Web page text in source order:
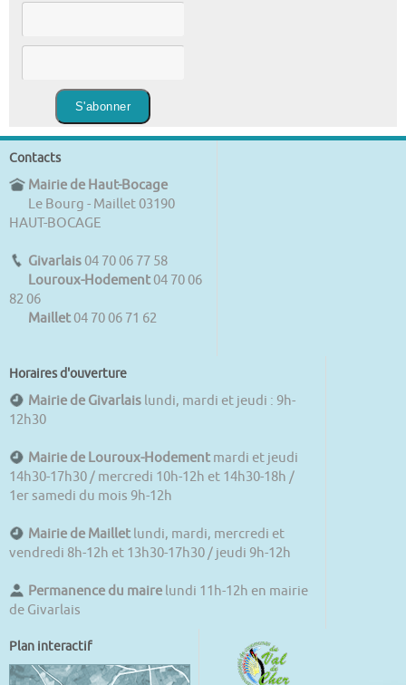
Contacts
Mairie de Haut-Bocage
Le Bourg - Maillet 03190
HAUT-BOCAGE
Givarlais 04 70 06 77 58
Louroux-Hodement 04 70 06
82 06
Maillet 04 70 06 71 62
Horaires d'ouverture
Mairie de Givarlais lundi, mardi et jeudi : 9h-
12h30
Mairie de Louroux-Hodement mardi et jeudi
14h30-17h30 / mercredi 10h-12h et 14h30-18h /
1er samedi du mois 9h-12h
Mairie de Maillet lundi, mardi, mercredi et
vendredi 8h-12h et 13h30-17h30 / jeudi 9h-12h
Permanence du maire lundi 11h-12h en mairie
de Givarlais
Plan interactif